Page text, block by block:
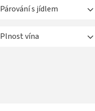
Párování s jídlem
Plnost vína